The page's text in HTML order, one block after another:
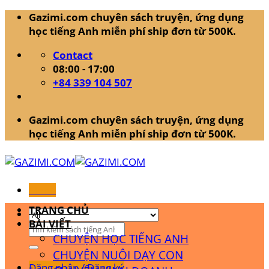
Skip
Gazimi.com chuyên sách truyện, ứng dụng
học tiếng Anh miễn phí ship đơn từ 500K.
Contact
08:00 - 17:00
+84 339 104 507
Gazimi.com chuyên sách truyện, ứng dụng
học tiếng Anh miễn phí ship đơn từ 500K.
Tìm
kiếm:
TRANG CHỦ
BÀI VIẾT
CHUYỆN HỌC TIẾNG ANH
CHUYỆN NUÔI DẠY CON